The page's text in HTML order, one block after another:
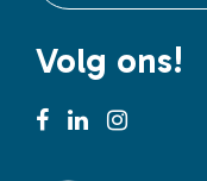
Volg ons!